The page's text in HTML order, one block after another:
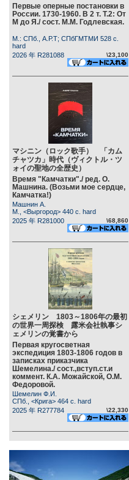
Первые оперные постановки в
России. 1730-1960. В 2 т. Т.2: От
М до Я./ сост. М.М. Годлевская.
М.: СПб., А.Р.Т; СПбГМТМИ 528 c.
hard
2026 年 R281088
\23,100
マシニン（ロック歌手） 「カム
チャツカ」時代（ヴィクトル・ツ
ォイの聖地の全歴史）
Время "Камчатки"./ ред. О.
Машнина. (Возьми мое сердце,
Камчатка!)
Машнин А.
М., <Выргород> 440 c. hard
2025 年 R281000
\68,860
シェメリン 1803～1806年の最初
の世界一周探検 露米会社執事シ
ェメリンの覚書から
Первая кругосветная
экспедиция 1803-1806 годов в
записках приказчика
Шемелина./ сост.,вступ.ст.и
коммент. К.А. Можайской, О.М.
Федоровой.
Шемелин Ф.И.
СПб., <Крига> 464 c. hard
2025 年 R277784
\22,330